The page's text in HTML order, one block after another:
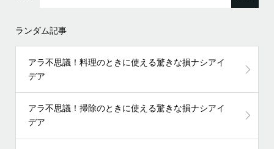
ランダム記事
アラ不思議！料理のときに使える驚きな損ナシアイ
デア
アラ不思議！掃除のときに使える驚きな損ナシアイ
デア